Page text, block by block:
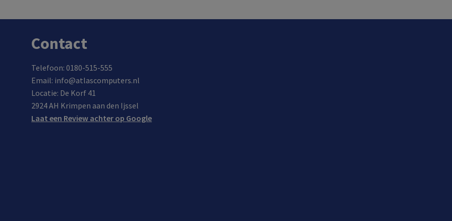
Contact
Telefoon: 0180-515-555
Email: info@atlascomputers.nl
Locatie: De Korf 41
2924 AH Krimpen aan den Ijssel
Laat een Review achter op Google